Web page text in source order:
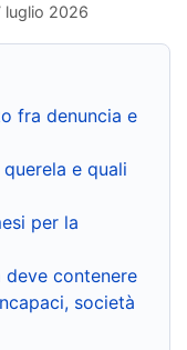
luglio 2026
fra denuncia e
e quali
per la
deve contenere
società